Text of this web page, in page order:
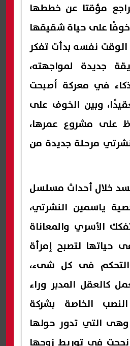
مؤقتا عن خططها
خوفًا على حياة شقيقها
نفسه بدأت تفكر
جديدة لمواجهته،
في معركة أصبحت
وبين الخوف على
على مشروع عمرها،
مرحلة جديدة من
خلال أحداث مسلسل
ياسمين النشرتي،
الأسري والمعاناة
حياتها لتصبح إمرأة
فى كل شىء،
كالعقل المدبر وراء
الخاصة بشركة
التي تدور حولها
نجحت في توريط زوجها